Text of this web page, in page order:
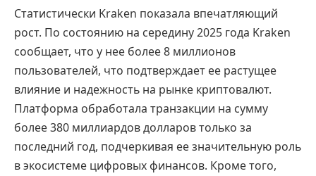
Статистически Kraken показала впечатляющий
рост. По состоянию на середину 2025 года Kraken
сообщает, что у нее более 8 миллионов
пользователей, что подтверждает ее растущее
влияние и надежность на рынке криптовалют.
Платформа обработала транзакции на сумму
более 380 миллиардов долларов только за
последний год, подчеркивая ее значительную роль
в экосистеме цифровых финансов. Кроме того,